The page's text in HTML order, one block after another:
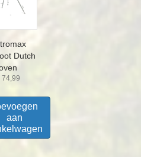
Dutch
74,99
aan